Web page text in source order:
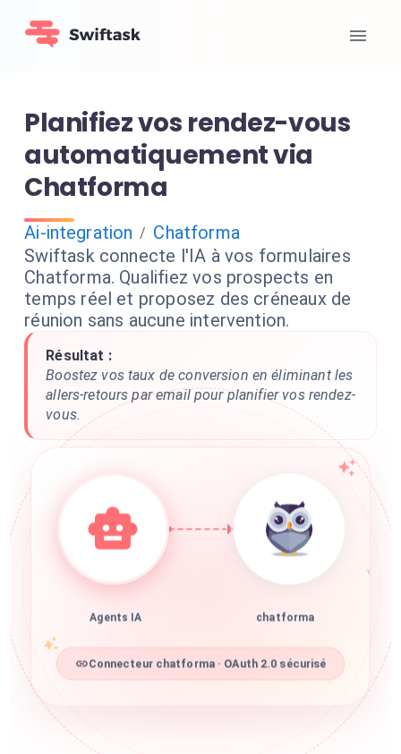
Planifiez vos rendez-vous
automatiquement via
Chatforma
Ai-integration / Chatforma
Swiftask connecte l'IA à vos formulaires
Chatforma. Qualifiez vos prospects en
temps réel et proposez des créneaux de
réunion sans aucune intervention.
Résultat :
Boostez vos taux de conversion en éliminant les
allers-retours par email pour planifier vos rendez-
vous.
Agents IA chatforma
Connecteur chatforma · OAuth 2.0 sécurisé